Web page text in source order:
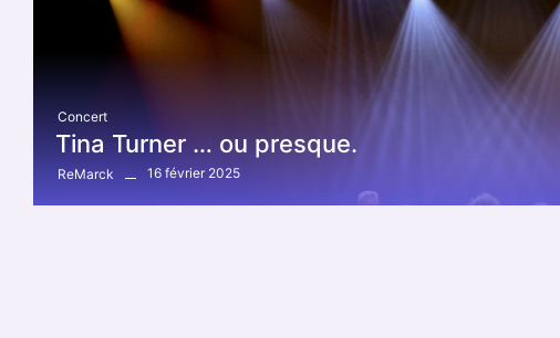
Concert
Tina Turner … ou presque.
ReMarck 16 février 2025